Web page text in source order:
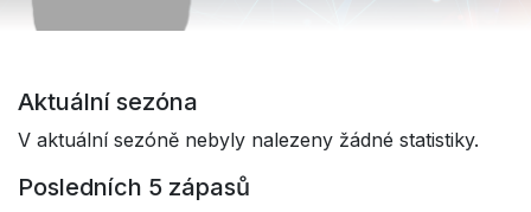
Aktuální sezóna
V aktuální sezóně nebyly nalezeny žádné statistiky.
Posledních 5 zápasů